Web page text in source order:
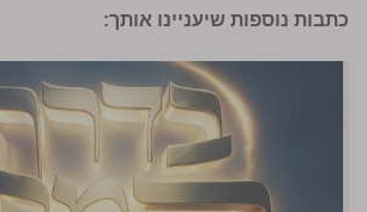
כתבות נוספות שיעניינו אותך: